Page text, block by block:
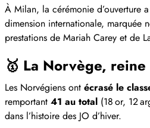
À Milan, la cérémonie d’ouverture
dimension internationale, marquée
prestations de Mariah Carey et de
🥇 La Norvège, reine
Les Norvégiens ont écrasé le
remportant 41 au total (18 or, 12
dans l’histoire des JO d’hiver.